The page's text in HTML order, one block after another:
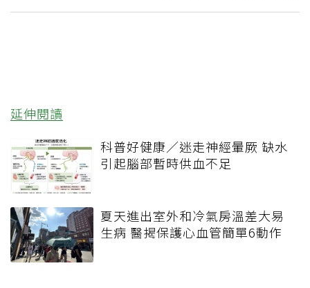
延伸閱讀
科普好健康／迷走神經暈厥 缺水
引起腦部暫時供血不足
夏天進出室外和冷氣房溫差大易
生病 醫揭保護心血管簡單6動作